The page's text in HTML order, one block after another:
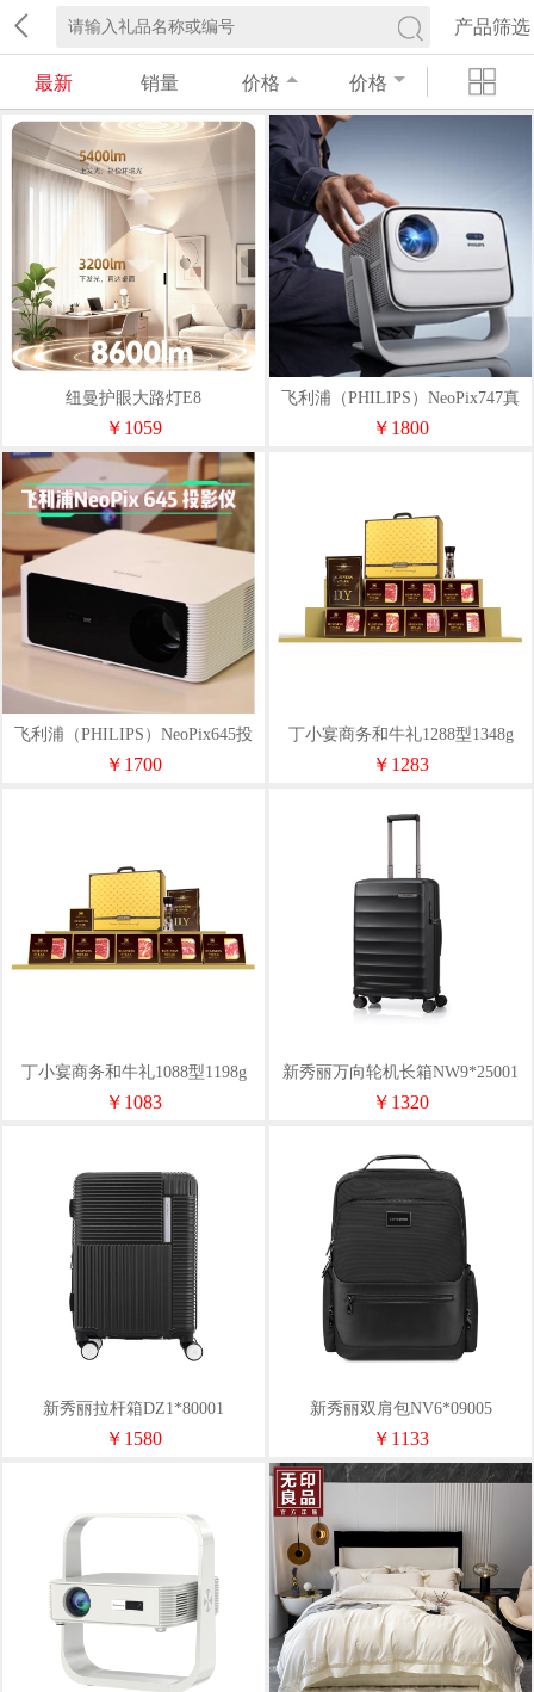
产品筛选
最新 销量 价格 价格
纽曼护眼大路灯E8
￥1059
飞利浦（PHILIPS）NeoPix747真
1080P
￥1800
飞利浦（PHILIPS）NeoPix645投
影仪家用
￥1700
丁小宴商务和牛礼1288型1348g
￥1283
丁小宴商务和牛礼1088型1198g
￥1083
新秀丽万向轮机长箱NW9*25001
￥1320
新秀丽拉杆箱DZ1*80001
￥1580
新秀丽双肩包NV6*09005
￥1133